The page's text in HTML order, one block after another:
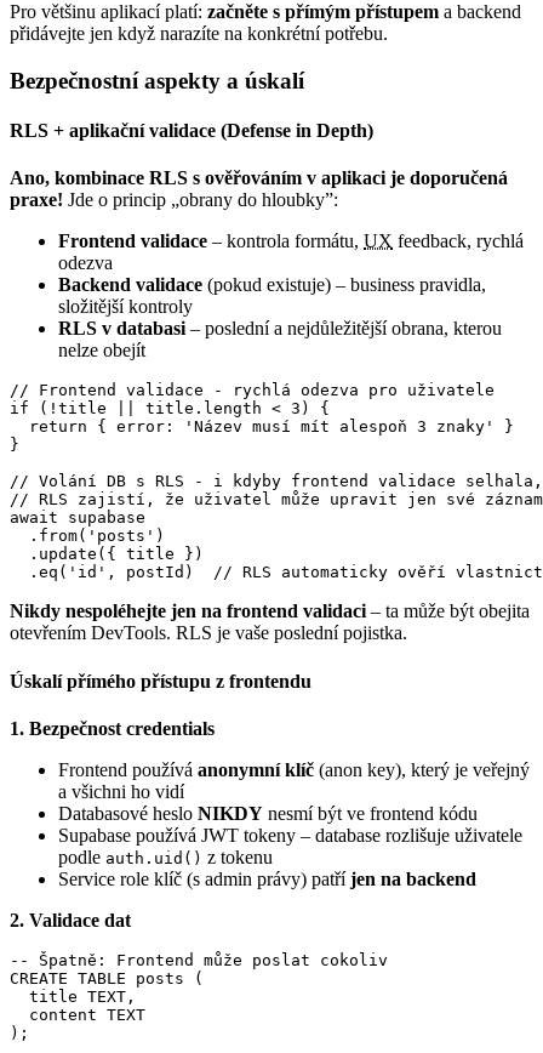
Pro většinu aplikací platí: začněte s přímým přístupem a backend
přidávejte jen když narazíte na konkrétní potřebu.
Bezpečnostní aspekty a úskalí
RLS + aplikační validace (Defense in Depth)
Ano, kombinace RLS s ověřováním v aplikaci je doporučená
praxe! Jde o princip „obrany do hloubky”:
Frontend validace – kontrola formátu, UX feedback, rychlá
odezva
Backend validace (pokud existuje) – business pravidla,
složitější kontroly
RLS v databasi – poslední a nejdůležitější obrana, kterou
nelze obejít
// Frontend validace - rychlá odezva pro uživatele
if (!title || title.length < 3) {
  return { error: 'Název musí mít alespoň 3 znaky' }
}
// Volání DB s RLS - i kdyby frontend validace selhala,
// RLS zajistí, že uživatel může upravit jen své
await supabase
  .from('posts')
  .update({ title })
.eq('id', postId)  // RLS automaticky ověří
Nikdy nespoléhejte jen na frontend validaci – ta může být obejita
otevřením DevTools. RLS je vaše poslední pojistka.
Úskalí přímého přístupu z frontendu
1. Bezpečnost credentials
Frontend používá anonymní klíč (anon key), který je veřejný
a všichni ho vidí
Databasové heslo NIKDY nesmí být ve frontend kódu
Supabase používá JWT tokeny – database rozlišuje uživatele
podle auth.uid() z tokenu
Service role klíč (s admin právy) patříjen na backend
2. Validace dat
-- Špatně: Frontend může poslat cokoliv
CREATE TABLE posts (
  title TEXT,
  content TEXT
);